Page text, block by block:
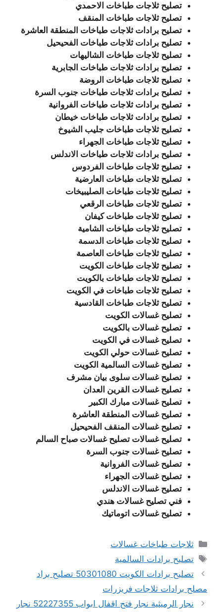
تصليح ثلاجات طباخات الاحمدي
تصليح ثلاجات طباخات المنقف
تصليح برادات ثلاجات طباخات المنطقة العاشرة
تصليح برادات ثلاجات طباخات الفحيحيل
تصليح ثلاجات طباخات الشاليهات
تصليح برادات ثلاجات طباخات الجابرية
تصليح ثلاجات طباخات الروضة
تصليح برادات ثلاجات طباخات جنوب السرة
تصليح برادات ثلاجات طباخات الفروانية
تصليح برادات ثلاجات طباخات خيطان
تصليح ثلاجات طباخات جليب الشيوخ
تصليح ثلاجات طباخات الجهراء
تصليح برادات ثلاجات طباخات الاندلس
تصليح ثلاجات طباخات الفردوس
تصليح ثلاجات طباخات العارضية
تصليح ثلاجات طباخات الصليبيخات
تصليح ثلاجات طباخات الرقعي
تصليح ثلاجات طباخات كيفان
تصليح ثلاجات طباخات الشامية
تصليح ثلاجات طباخات الدسمة
تصليح ثلاجات طباخات العاصمة
تصليح ثلاجات طباخات الكويت
تصليح ثلاجات طباخات بالكويت
تصليح ثلاجات طباخات في الكويت
تصليح ثلاجات طباخات القادسية
تصليح غسالات الكويت
تصليح غسالات بالكويت
تصليح غسالات في الكويت
تصليح غسالات حولي الكويت
تصليح غسالات السالمية الكويت
تصليح غسالات سلوى بيان مشرف
تصليح غسالات القرين العدان
تصليح غسالات مبارك الكبير
تصليح غسالات المنطقة العاشرة
تصليح غسالات المنقف الفحيحيل
تصليح غسالات تصليح غسالات صباح السالم
تصليح غسالات جنوب السرة
تصليح غسالات الفروانية
تصليح غسالات الجهراء
تصليح غسالات الاندلس
فني تصليح غسالات هندي
تصليح غسالات اتوماتيك
التصنيفات
ثلاجات طباخات غسالات
الوسوم
تصليح برادات السالمية
تصليح برادات الكويت 50301080 تصليح براد
مصلح برادات ثلاجات فريزرات
نجار الرميثية نجار فتح اقفال ابواب 52227355 نجار